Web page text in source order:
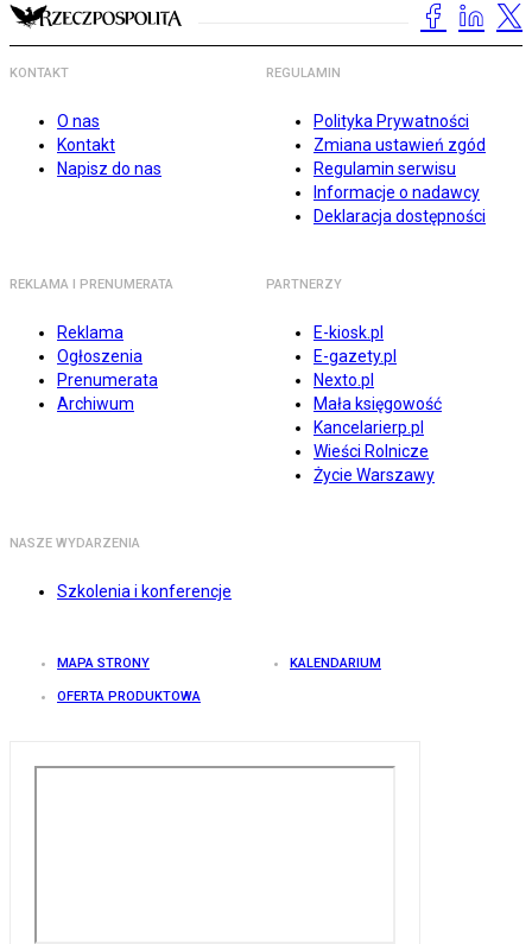
KONTAKT
O nas
Kontakt
Napisz do nas
REGULAMIN
Polityka Prywatności
Zmiana ustawień zgód
Regulamin serwisu
Informacje o nadawcy
Deklaracja dostępności
REKLAMA I PRENUMERATA
Reklama
Ogłoszenia
Prenumerata
Archiwum
PARTNERZY
E-kiosk.pl
E-gazety.pl
Nexto.pl
Mała księgowość
Kancelarierp.pl
Wieści Rolnicze
Życie Warszawy
NASZE WYDARZENIA
Szkolenia i konferencje
MAPA STRONY KALENDARIUM
OFERTA PRODUKTOWA